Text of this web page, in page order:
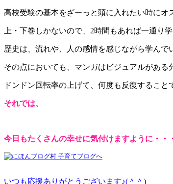
高校受験の基本をざーっと頭に入れたい時にオ
上・下巻しかないので、2時間もあれば一通り学
歴史は、流れや、人の感情を感じながら学んで
その点においても、マンガはビジュアルがある
ドンドン回転率の上げて、何度も反復するこ
それでは、
今日もたくさんの幸せに気付けますように・・
いつも応援ありがとうございます♪(＾＾)